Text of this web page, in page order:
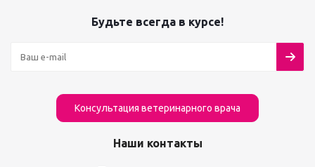
Будьте всегда в курсе!
Консультация ветеринарного врача
Наши контакты